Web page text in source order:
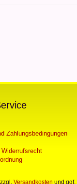
Zahlungsbedingungen
Versandkosten und